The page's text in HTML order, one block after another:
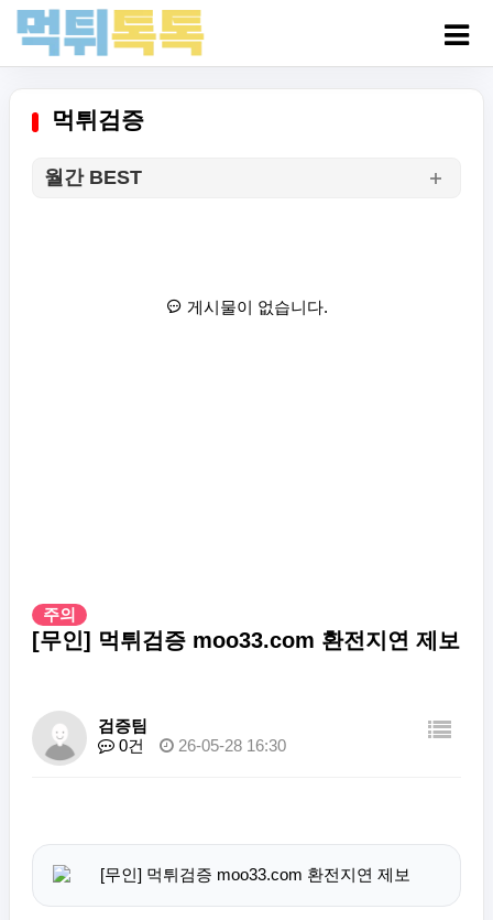
먹튀검증
월간 BEST
게시물이 없습니다.
주의
[무인] 먹튀검증 moo33.com 환전지연 제보
검증팀
0건
26-05-28 16:30